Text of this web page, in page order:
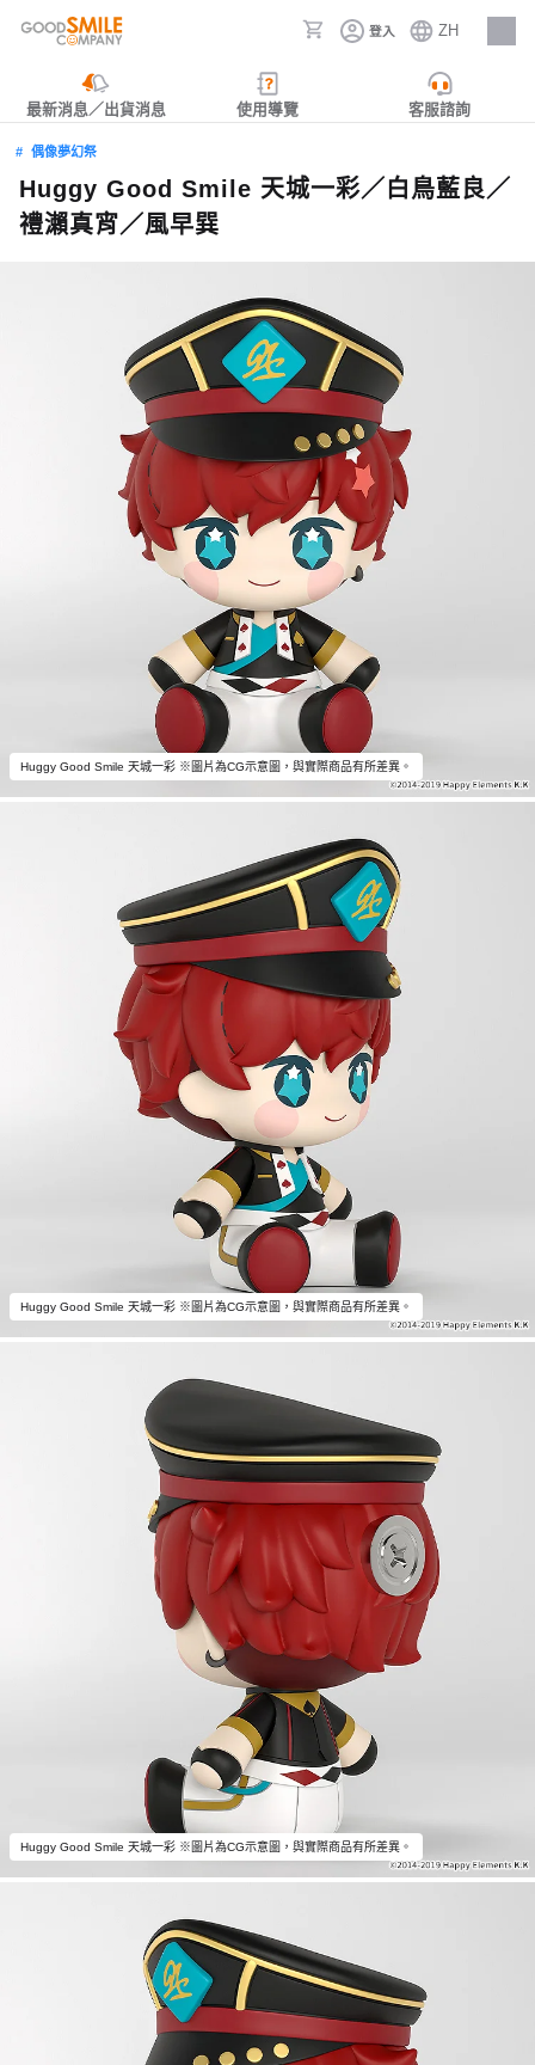
登入 ZH
人才招募
最新消息／出貨消息 使用導覽 客服諮詢
偶像夢幻祭
Huggy Good Smile 天城一彩／白鳥藍良／
禮瀨真宵／風早巽
Huggy Good Smile 天城一彩 ※圖片為CG示意圖，與實際商品有所差異。
Huggy Good Smile 天城一彩 ※圖片為CG示意圖，與實際商品有所差異。
Huggy Good Smile 天城一彩 ※圖片為CG示意圖，與實際商品有所差異。